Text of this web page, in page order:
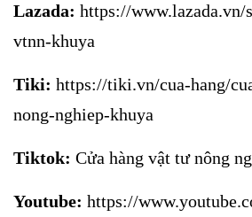
Lazada: https://www.lazada.vn/
vtnn-khuya
Tiki: https://tiki.vn/cua-hang/
nong-nghiep-khuya
Tiktok: Cửa hàng vật tư nông
Youtube: https://